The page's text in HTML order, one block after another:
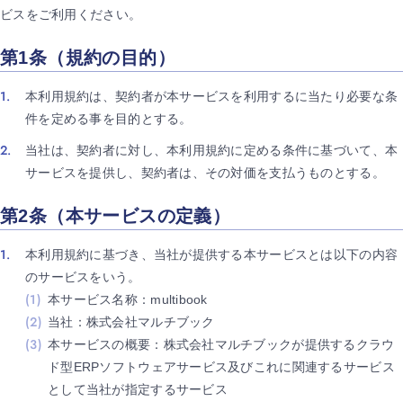
ビスをご利用ください。
第1条（規約の目的）
本利用規約は、契約者が本サービスを利用するに当たり必要な条
件を定める事を目的とする。
当社は、契約者に対し、本利用規約に定める条件に基づいて、本
サービスを提供し、契約者は、その対価を支払うものとする。
第2条（本サービスの定義）
本利用規約に基づき、当社が提供する本サービスとは以下の内容
のサービスをいう。
本サービス名称：multibook
当社：株式会社マルチブック
本サービスの概要：株式会社マルチブックが提供するクラウ
ド型ERPソフトウェアサービス及びこれに関連するサービス
として当社が指定するサービス